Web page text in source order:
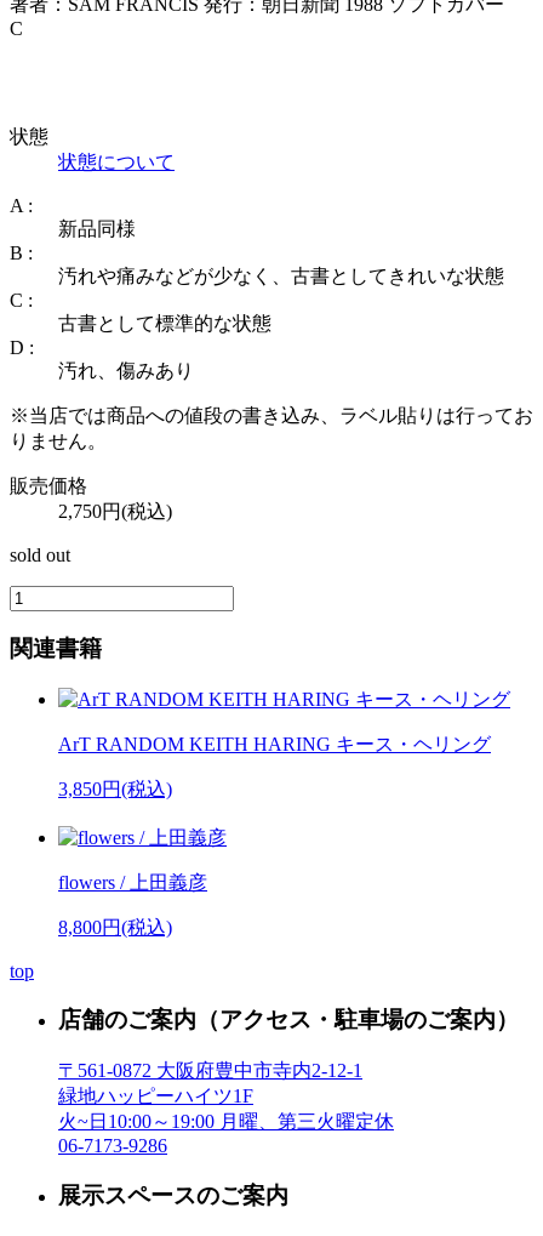
C
状態
状態について
A :
新品同様
B :
汚れや痛みなどが少なく、古書としてきれいな状態
C :
古書として標準的な状態
D :
汚れ、傷みあり
※当店では商品への値段の書き込み、ラベル貼りは行ってお
りません。
販売価格
2,750円(税込)
sold out
関連書籍
ArT RANDOM KEITH HARING キース・ヘリング
3,850円(税込)
flowers / 上田義彦
8,800円(税込)
top
店舗のご案内 （アクセス・駐車場のご案内）
〒561-0872 大阪府豊中市寺内2-12-1
緑地ハッピーハイツ1F
火~日10:00～19:00 月曜、第三火曜定休
06-7173-9286
展示スペースのご案内